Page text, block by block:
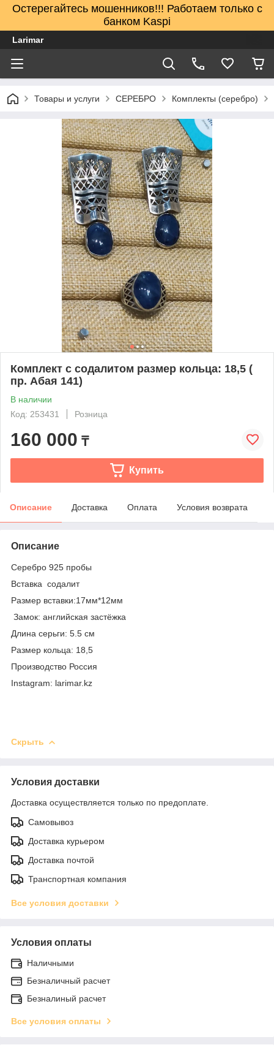
Остерегайтесь мошенников!!! Работаем только с
банком Kaspi
Larimar
Товары и услуги СЕРЕБРО Комплекты (серебро)
Комплект с содалитом размер кольца: 18,5 (
пр. Абая 141)
В наличии
Код: 253431
Розница
160 000 ₸
Купить
Описание Доставка Оплата Условия возврата
Описание
Серебро 925 пробы
Вставка содалит
Размер вставки:17мм*12мм
Замок: английская застёжка
Длина серьги: 5.5 см
Размер кольца: 18,5
Производство Россия
Instagram: larimar.kz
Скрыть
Условия доставки
Доставка осуществляется только по предоплате.
Самовывоз
Доставка курьером
Доставка почтой
Транспортная компания
Все условия доставки
Условия оплаты
Наличными
Безналичный расчет
Безналиный расчет
Все условия оплаты